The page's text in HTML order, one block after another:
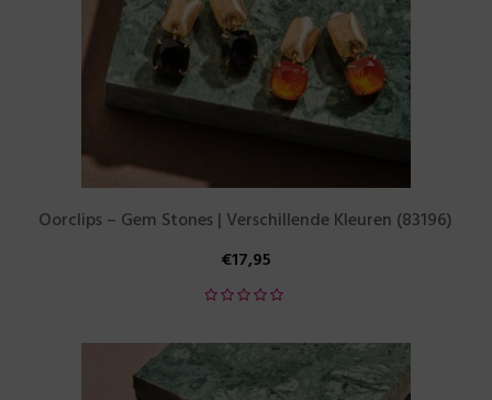
Oorclips – Gem Stones | Verschillende Kleuren (83196)
€17,95